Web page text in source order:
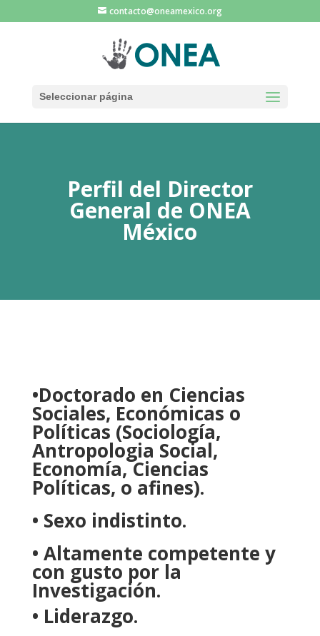
contacto@oneamexico.org
Seleccionar página
Perfil del Director
General de ONEA
México
•Doctorado en Ciencias
Sociales, Económicas o
Políticas (Sociología,
Antropologia Social,
Economía, Ciencias
Políticas, o afines).
• Sexo indistinto.
• Altamente competente y
con gusto por la
Investigación.
• Liderazgo.